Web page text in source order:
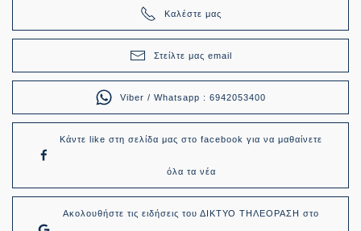
Καλέστε μας
Στείλτε μας email
Viber / Whatsapp : 6942053400
Κάντε like στη σελίδα μας στο facebook για να μαθαίνετε
όλα τα νέα
Ακολουθήστε τις ειδήσεις του ΔΙΚΤΥΟ ΤΗΛΕΟΡΑΣΗ στο